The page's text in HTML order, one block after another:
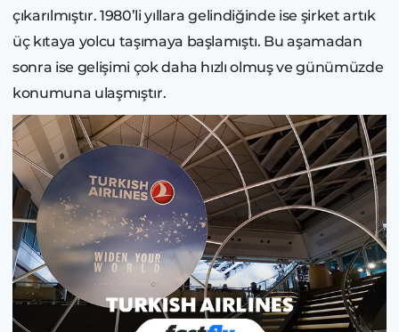
çıkarılmıştır. 1980’li yıllara gelindiğinde ise şirket artık
üç kıtaya yolcu taşımaya başlamıştı. Bu aşamadan
sonra ise gelişimi çok daha hızlı olmuş ve günümüzde
konumuna ulaşmıştır.